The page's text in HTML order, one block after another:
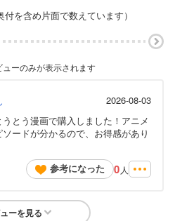
を含め片面で数えています）
ーのみが表示されます
2026-08-03
とう漫画で購入しました！アニメ
ードが分かるので、お得感があり
参考になった
0 人
ーを見る